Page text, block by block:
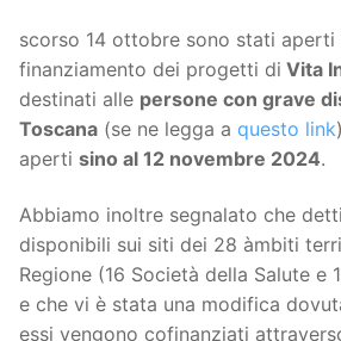
scorso 14 ottobre sono stati aperti
finanziamento dei progetti di Vita
destinati alle persone con grave
Toscana (se ne legga a questo link
aperti sino al 12 novembre 2024.
Abbiamo inoltre segnalato che
disponibili sui siti dei 28 àmbiti
Regione (16 Società della Salute e
e che vi è stata una modifica
essi vengono cofinanziati